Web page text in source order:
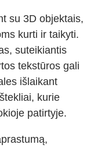
su 3D objektais,
kurti ir taikyti.
suteikiantis
tekstūros gali
išlaikant
kurie
patirtyje.